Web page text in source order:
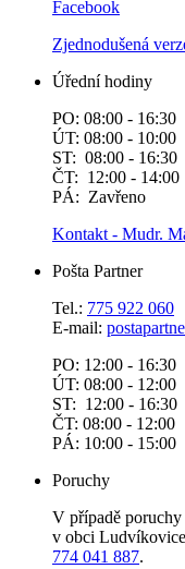
Facebook
Zjednodušená
Úřední hodiny
PO: 08:00 - 16:30
ÚT: 08:00 - 10:00
ST: 08:00 - 16:30
ČT: 12:00 - 14:00
PÁ: Zavřeno
Kontakt - Mudr.
Pošta Partner
Tel.: 775 922 060
E-mail:
PO: 12:00 - 16:30
ÚT: 08:00 - 12:00
ST: 12:00 - 16:30
ČT: 08:00 - 12:00
PÁ: 10:00 - 15:00
Poruchy
V případě
v obci
774 041 887.